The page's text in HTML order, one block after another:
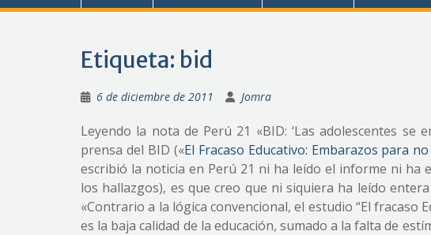
Etiqueta: bid
6 de diciembre de 2011 Jomra
Leyendo la nota de Perú 21 «BID: ‘Las adolescentes
prensa del BID («El Fracaso Educativo: Embarazos para
escribió la noticia en Perú 21 ni ha leído el informe ni ha
los hallazgos), es que creo que ni siquiera ha leído
«Contrario a la lógica convencional, el estudio “El fracaso
es la baja calidad de la educación, sumado a la falta de